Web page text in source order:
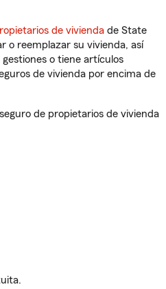
de vivienda de State
o reemplazar su vivienda, así
o tiene artículos
de vivienda por encima de
de propietarios de vivienda